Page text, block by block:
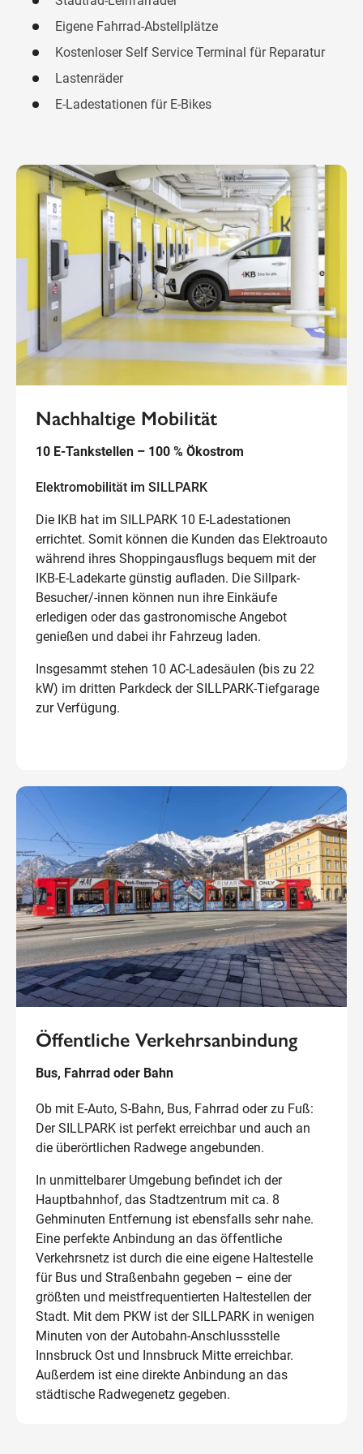
Eigene Fahrrad-Abstellplätze
Kostenloser Self Service Terminal für Reparatur
Lastenräder
E-Ladestationen für E-Bikes
Nachhaltige Mobilität
10 E-Tankstellen – 100 % Ökostrom
Elektromobilität im SILLPARK
Die IKB hat im SILLPARK 10 E-Ladestationen
errichtet. Somit können die Kunden das Elektroauto
während ihres Shoppingausflugs bequem mit der
IKB-E-Ladekarte günstig aufladen. Die Sillpark-
Besucher/-innen können nun ihre Einkäufe
erledigen oder das gastronomische Angebot
genießen und dabei ihr Fahrzeug laden.
Insgesammt stehen 10 AC-Ladesäulen (bis zu 22
kW) im dritten Parkdeck der SILLPARK-Tiefgarage
zur Verfügung.
Öffentliche Verkehrsanbindung
Bus, Fahrrad oder Bahn
Ob mit E-Auto, S-Bahn, Bus, Fahrrad oder zu Fuß:
Der SILLPARK ist perfekt erreichbar und auch an
die überörtlichen Radwege angebunden.
In unmittelbarer Umgebung befindet ich der
Hauptbahnhof, das Stadtzentrum mit ca. 8
Gehminuten Entfernung ist ebensfalls sehr nahe.
Eine perfekte Anbindung an das öffentliche
Verkehrsnetz ist durch die eine eigene Haltestelle
für Bus und Straßenbahn gegeben – eine der
größten und meistfrequentierten Haltestellen der
Stadt. Mit dem PKW ist der SILLPARK in wenigen
Minuten von der Autobahn-Anschlussstelle
Innsbruck Ost und Innsbruck Mitte erreichbar.
Außerdem ist eine direkte Anbindung an das
städtische Radwegenetz gegeben.